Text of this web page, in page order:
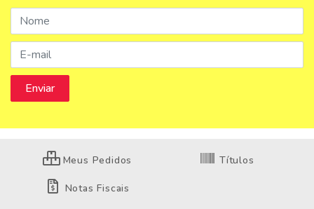
Meus Pedidos Títulos
Notas Fiscais